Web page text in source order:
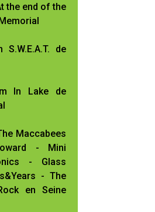
the end of the
de
In Lake de
Maccabees
- Mini
- Glass
- The
en Seine